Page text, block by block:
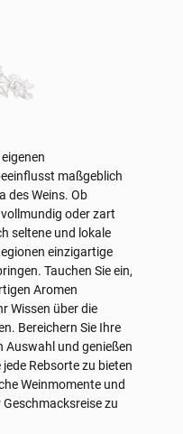
maßgeblich
des Weins. Ob
oder zart
seltene und lokale
einzigartige
Tauchen Sie ein,
Aromen
Wissen über die
Bereichern Sie Ihre
Auswahl und genießen
Rebsorte zu bieten
Weinmomente und
zu